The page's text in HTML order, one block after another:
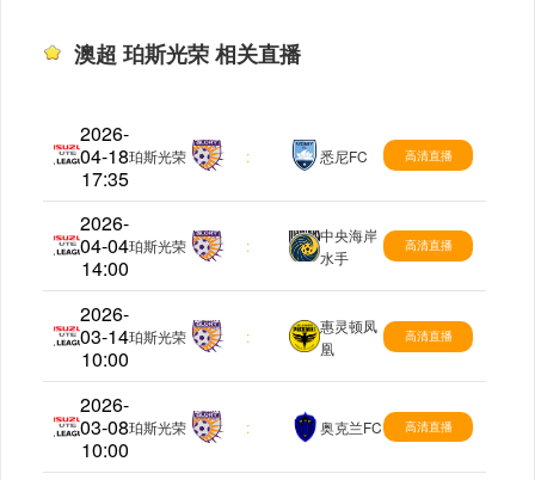
澳超 珀斯光荣 相关直播
2026-
04-18
17:35
澳超
珀斯光荣 : 悉尼FC 高清直播
2026-
04-04
14:00
澳超
珀斯光荣 :
中央海岸
水手
高清直播
2026-
03-14
10:00
澳超
珀斯光荣 :
惠灵顿凤
凰
高清直播
2026-
03-08
10:00
澳超
珀斯光荣 : 奥克兰FC 高清直播